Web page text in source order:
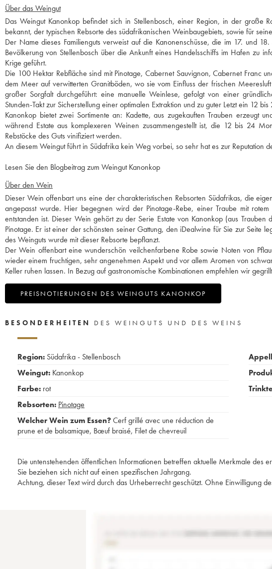
Über das Weingut
Das Weingut Kanonkop befindet sich in Stellenbosch, einer Region, in der große
bekannt, der typischen Rebsorte des südafrikanischen Weinbaugebiets, sowie für
Der Name dieses Familienguts verweist auf die Kanonenschüsse, die im 17. und
Bevölkerung von Stellenbosch über die Ankunft eines Handelsschiffs im Hafen zu
Krige geführt.
Die 100 Hektar Rebfläche sind mit Pinotage, Cabernet Sauvignon, Cabernet Franc
dem Meer auf verwitterten Granitböden, wo sie vom Einfluss der frischen
großer Sorgfalt durchgeführt: eine manuelle Weinlese, gefolgt von einer
Stunden-Takt zur Sicherstellung einer optimalen Extraktion und zu guter Letzt ein 12
Kanonkop bietet zwei Sortimente an: Kadette, aus zugekauften Trauben erzeugt
während Estate aus komplexeren Weinen zusammengestellt ist, die 12 bis 24
Rebstöcke des Guts vinifiziert werden.
An diesem Weingut führt in Südafrika kein Weg vorbei, so sehr hat es zur Reputation
Lesen Sie den Blogbeitrag zum Weingut Kanonkop
Über den Wein
Dieser Wein offenbart uns eine der charakteristischen Rebsorten Südafrikas, die
angepasst wurde. Hier begegnen wird der Pinotage-Rebe, einer Traube mit
entstanden ist. Dieser Wein gehört zu der Serie Estate von Kanonkop (aus
Pinotage. Er ist einer der schönsten seiner Gattung, den iDealwine für Sie zur
des Weinguts wurde mit dieser Rebsorte bepflanzt.
Der Wein offenbart eine wunderschön veilchenfarbene Robe sowie Noten von
wieder einem fruchtigen, sehr angenehmen Aspekt und vor allem Aromen von
Keller ruhen lassen. In Bezug auf gastronomische Kombinationen empfehlen wir
PREISNOTIERUNGEN DES WEINGUTS KANONKOP
BESONDERHEITEN DES WEINGUTS UND DES WEINS
Region: Südafrika - Stellenbosch
Weingut: Kanonkop
Farbe: rot
Rebsorten: Pinotage
Welcher Wein zum Essen?Cerf grillé avec une réduction de
prune et de balsamique, Bœuf braisé, Filet de chevreuil
Die untenstehenden öffentlichen Informationen betreffen aktuelle Merkmale des
Sie beziehen sich nicht auf einen spezifischen Jahrgang.
Achtung, dieser Text wird durch das Urheberrecht geschützt. Ohne Einwilligung